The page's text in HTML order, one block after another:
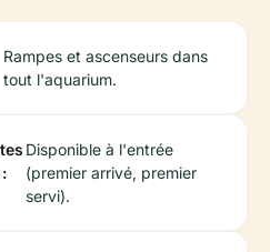
Rampes et ascenseurs dans
tout l'aquarium.
Disponible à l'entrée
(premier arrivé, premier
servi).